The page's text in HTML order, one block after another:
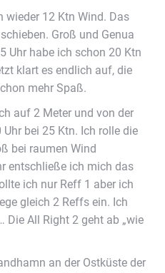
wieder 12 Ktn Wind. Das
Groß und Genua
Uhr habe ich schon 20 Ktn
klart es endlich auf, die
mehr Spaß.
auf 2 Meter und von der
bei 25 Ktn. Ich rolle die
bei raumen Wind
entschließe ich mich das
ich nur Reff 1 aber ich
gleich 2 Reffs ein. Ich
All Right 2 geht ab „wie
an der Ostküste der